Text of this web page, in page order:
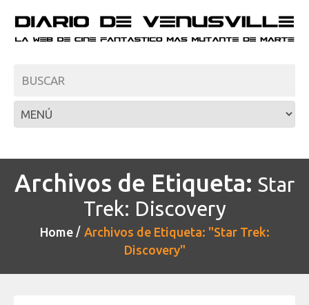
Archivos de Etiqueta: Star
Trek: Discovery
Home
Archivos de Etiqueta: "Star Trek:
Discovery"